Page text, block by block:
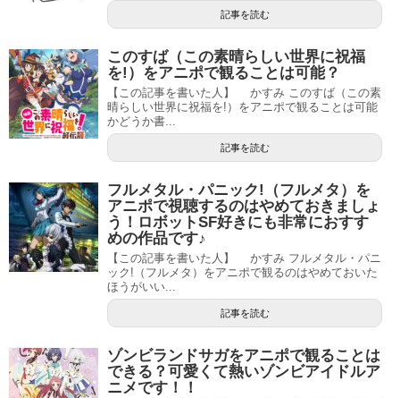
記事を読む
このすば（この素晴らしい世界に祝福
を!）をアニポで観ることは可能？
【この記事を書いた人】 かすみ このすば（この素
晴らしい世界に祝福を!）をアニポで観ることは可能
かどうか書...
記事を読む
フルメタル・パニック!（フルメタ）を
アニポで視聴するのはやめておきましょ
う！ロボットSF好きにも非常におすす
めの作品です♪
【この記事を書いた人】 かすみ フルメタル・パニ
ック!（フルメタ）をアニポで観るのはやめておいた
ほうがいい...
記事を読む
ゾンビランドサガをアニポで観ることは
できる？可愛くて熱いゾンビアイドルア
ニメです！！